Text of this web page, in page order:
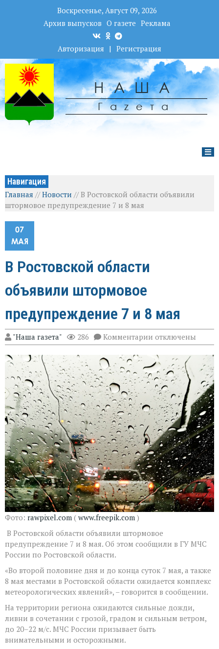
Воскресенье, Август 09, 2026
Архив выпусков О газете Реклама
Авторизация | Регистрация
НАША
Гаzета
Навигация
Главная //Новости //В Ростовской области объявили
штормовое предупреждение 7 и 8 мая
07
МАЯ
В Ростовской области
объявили штормовое
предупреждение 7 и 8 мая
"Наша газета" 286 Комментарии к
записи
В
Ростовской
области
объявили
штормовое
предупреждение
7
и
8
мая
отключены
Фото: rawpixel.com ( www.freepik.com )
В Ростовской области объявили штормовое
предупреждение 7 и 8 мая. Об этом сообщили в ГУ МЧС
России по Ростовской области.
«Во второй половине дня и до конца суток 7 мая, а также
8 мая местами в Ростовской области ожидается комплекс
метеорологических явлений», – говорится в сообщении.
На территории региона ожидаются сильные дожди,
ливни в сочетании с грозой, градом и сильным ветром,
до 20–22 м/с. МЧС России призывает быть
внимательными и осторожными.